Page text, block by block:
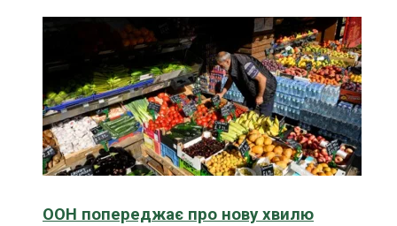
ООН попереджає про нову хвилю